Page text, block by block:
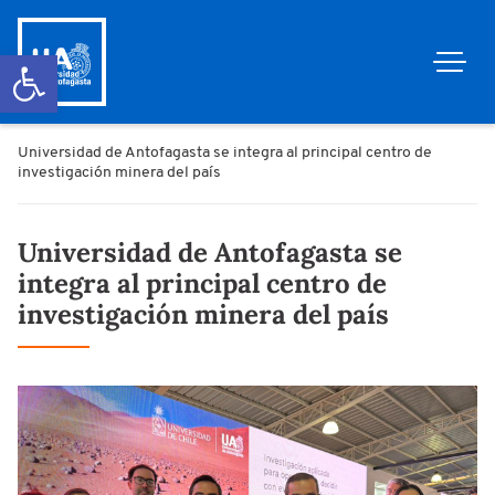
Abrir barra de herramientas
Universidad de Antofagasta se integra al principal centro de
investigación minera del país
Universidad de Antofagasta se
integra al principal centro de
investigación minera del país